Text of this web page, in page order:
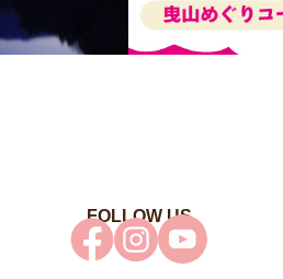
FOLLOW US